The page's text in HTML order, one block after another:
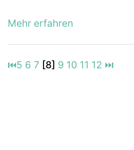
Mehr erfahren
⏮5 6 7 [8] 9 10 11 12 ⏭